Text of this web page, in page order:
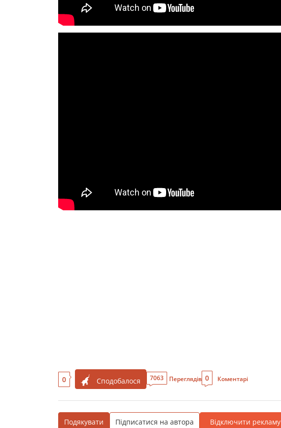
0 Сподобалося 7063 Переглядів 0 Коментарі
Подякувати Підписатися на автора Відключити рекламу